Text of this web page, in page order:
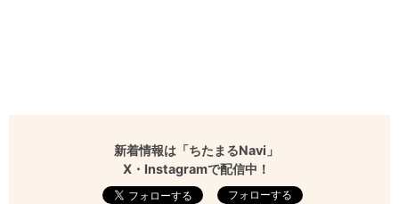
新着情報は「ちたまるNavi」
X・Instagramで配信中！
フォローする